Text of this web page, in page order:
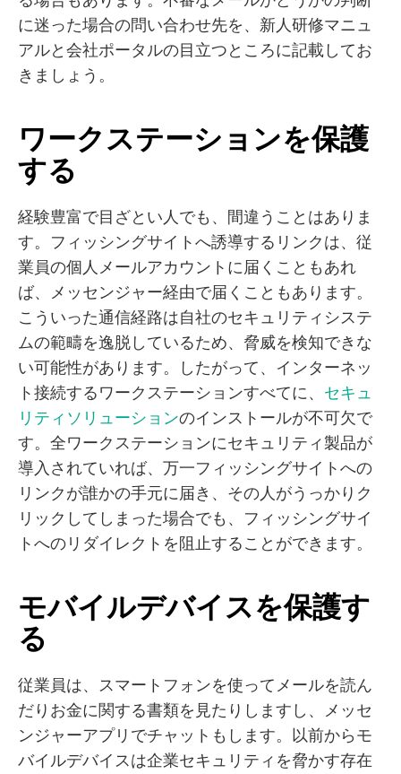
に迷った場合の問い合わせ先を、新人研修マニュ
アルと会社ポータルの目立つところに記載してお
きましょう。
ワークステーションを保護
する
経験豊富で目ざとい人でも、間違うことはありま
す。フィッシングサイトへ誘導するリンクは、従
業員の個人メールアカウントに届くこともあれ
ば、メッセンジャー経由で届くこともあります。
こういった通信経路は自社のセキュリティシステ
ムの範疇を逸脱しているため、脅威を検知できな
い可能性があります。したがって、インターネッ
ト接続するワークステーションすべてに、 セキュ
リティソリューションのインストールが不可欠で
す。全ワークステーションにセキュリティ製品が
導入されていれば、万一フィッシングサイトへの
リンクが誰かの手元に届き、その人がうっかりク
リックしてしまった場合でも、フィッシングサイ
トへのリダイレクトを阻止することができます。
モバイルデバイスを保護す
る
従業員は、スマートフォンを使ってメールを読ん
だりお金に関する書類を見たりしますし、メッセ
ンジャーアプリでチャットもします。以前からモ
バイルデバイスは企業セキュリティを脅かす存在